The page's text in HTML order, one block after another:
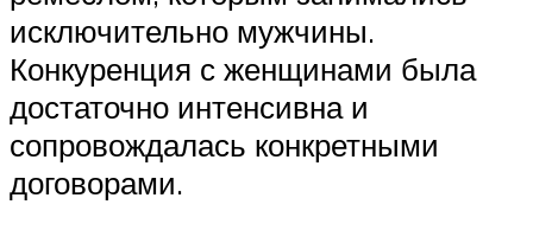
исключительно мужчины.
Конкуренция с женщинами была
достаточно интенсивна и
сопровождалась конкретными
договорами.